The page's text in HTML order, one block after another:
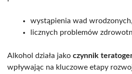
wystąpienia wad wrodzonych,
licznych problemów
Alkohol działa jako czynnik
wpływając na kluczowe etapy